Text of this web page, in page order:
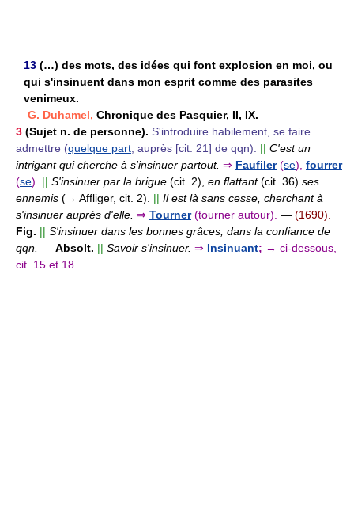
13 (…) des mots, des idées qui font explosion en moi, ou
qui s'insinuent dans mon esprit comme des parasites
venimeux.
G. Duhamel, Chronique des Pasquier, II, IX.
3 (Sujet n. de personne). S'introduire habilement, se faire
admettre (quelque part, auprès [cit. 21] de qqn). || C'est un
intrigant qui cherche à s'insinuer partout. ⇒ Faufiler (se), fourrer
(se). || S'insinuer par la brigue (cit. 2), en flattant(cit. 36) ses
ennemis (→ Affliger, cit. 2). || Il est là sans cesse, cherchant à
s'insinuer auprès d'elle. ⇒ Tourner (tourner autour). — (1690).
Fig. || S'insinuer dans les bonnes grâces, dans la confiance de
qqn. — Absolt. || Savoir s'insinuer. ⇒ Insinuant; → ci-dessous,
cit. 15 et 18.